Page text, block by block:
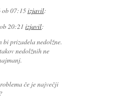
ob 07:15izjavil:
20:21 izjavil:
bi prizadela nedolžne.
nedolžnih ne
če je največji